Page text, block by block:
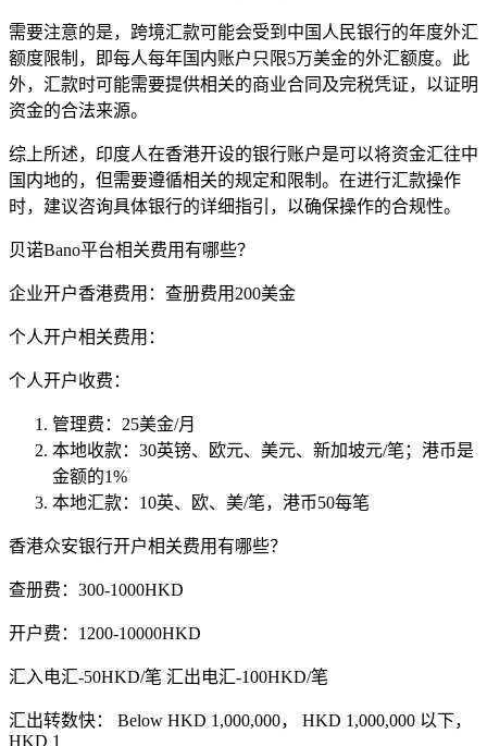
需要注意的是，跨境汇款可能会受到中国人民银行的年度外汇
额度限制，即每人每年国内账户只限5万美金的外汇额度。此
外，汇款时可能需要提供相关的商业合同及完税凭证，以证明
资金的合法来源。
综上所述，印度人在香港开设的银行账户是可以将资金汇往中
国内地的，但需要遵循相关的规定和限制。在进行汇款操作
时，建议咨询具体银行的详细指引，以确保操作的合规性。
贝诺Bano平台相关费用有哪些？
企业开户香港费用：查册费用200美金
个人开户相关费用：
个人开户收费：
管理费：25美金/月
本地收款：30英镑、欧元、美元、新加坡元/笔；港币是
金额的1%
本地汇款：10英、欧、美/笔，港币50每笔
香港众安银行开户相关费用有哪些？
查册费：300-1000HKD
开户费：1200-10000HKD
汇入电汇-50HKD/笔 汇出电汇-100HKD/笔
汇出转数快： Below HKD 1,000,000， HKD 1,000,000 以下，
HKD 1